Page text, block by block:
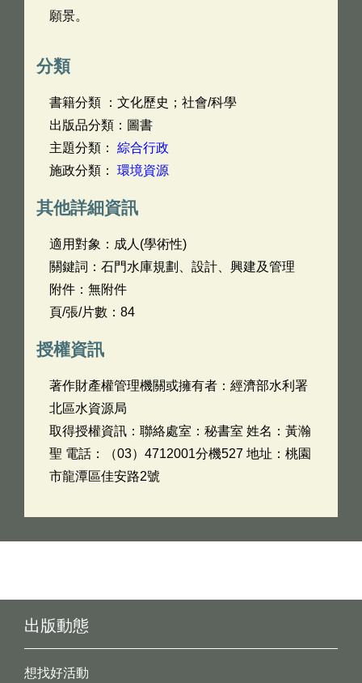
願景。
分類
書籍分類 ：文化歷史；社會/科學
出版品分類：圖書
主題分類： 綜合行政
施政分類： 環境資源
其他詳細資訊
適用對象：成人(學術性)
關鍵詞：石門水庫規劃、設計、興建及管理
附件：無附件
頁/張/片數：84
授權資訊
著作財產權管理機關或擁有者：經濟部水利署
北區水資源局
取得授權資訊：聯絡處室：秘書室 姓名：黃瀚
聖 電話：（03）4712001分機527 地址：桃園
市龍潭區佳安路2號
出版動態
想找好活動